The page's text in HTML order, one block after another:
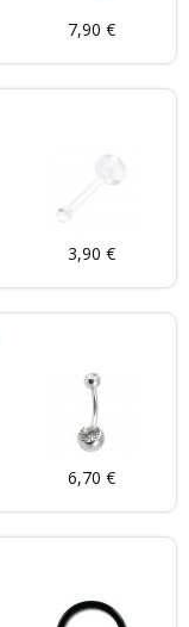
7,90 €
3,90 €
6,70 €